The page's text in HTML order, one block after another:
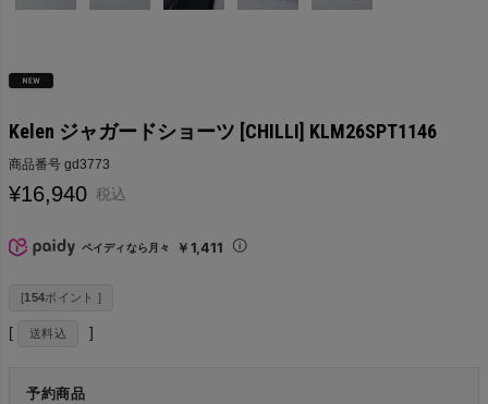
Kelen ジャガードショーツ [CHILLI] KLM26SPT1146
商品番号 gd3773
¥16,940 税込
ペイディなら月々 ￥1,411
[154ポイント ]
送料込
予約商品